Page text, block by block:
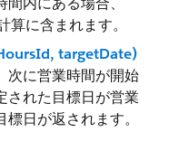
算に含まれます。
targetDate)
次に営業時間が開始
された目標日が営業
日が返されます。